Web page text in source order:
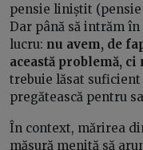
pensie liniștit
Dar până să intrăm
lucru: nu avem, de
această problemă,
trebuie lăsat
pregătească pentru
În context, mărirea
măsură menită să